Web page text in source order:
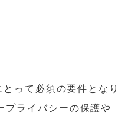
って必須の要件となり
プライバシーの保護や